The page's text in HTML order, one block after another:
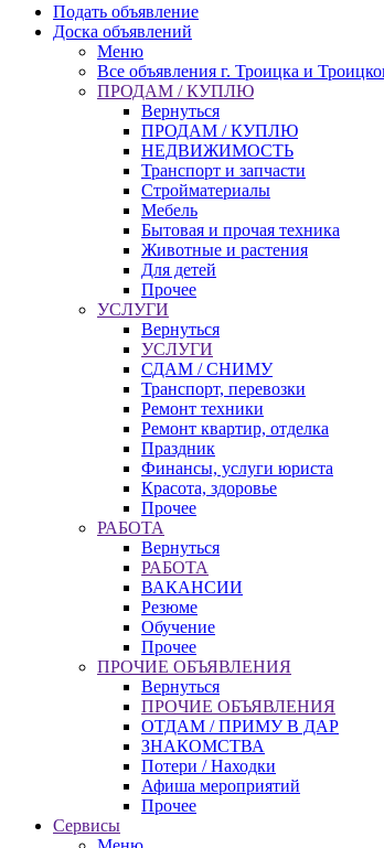
Подать объявление
Доска объявлений
Меню
Все объявления г. Троицка и
ПРОДАМ / КУПЛЮ
Вернуться
ПРОДАМ / КУПЛЮ
НЕДВИЖИМОСТЬ
Транспорт и запчасти
Стройматериалы
Мебель
Бытовая и прочая техника
Животные и растения
Для детей
Прочее
УСЛУГИ
Вернуться
УСЛУГИ
СДАМ / СНИМУ
Транспорт, перевозки
Ремонт техники
Ремонт квартир, отделка
Праздник
Финансы, услуги юриста
Красота, здоровье
Прочее
РАБОТА
Вернуться
РАБОТА
ВАКАНСИИ
Резюме
Обучение
Прочее
ПРОЧИЕ ОБЪЯВЛЕНИЯ
Вернуться
ПРОЧИЕ ОБЪЯВЛЕНИЯ
ОТДАМ / ПРИМУ В ДАР
ЗНАКОМСТВА
Потери / Находки
Афиша мероприятий
Прочее
Сервисы